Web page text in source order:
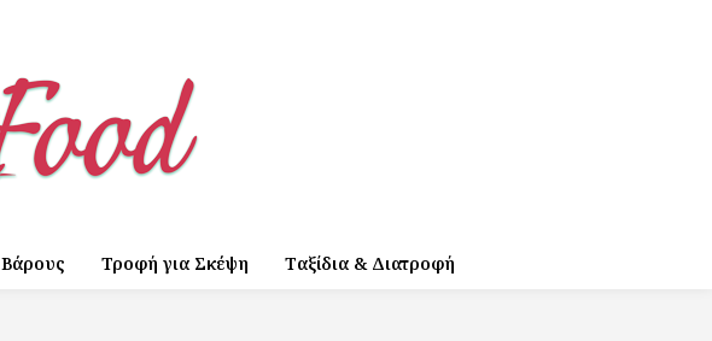
Τροφή για Σκέψη Ταξίδια & Διατροφή